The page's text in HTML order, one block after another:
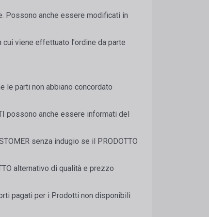
Possono anche essere modificati in
viene effettuato l'ordine da parte
le parti non abbiano concordato
possono anche essere informati del
senza indugio se il PRODOTTO
alternativo di qualità e prezzo
pagati per i Prodotti non disponibili